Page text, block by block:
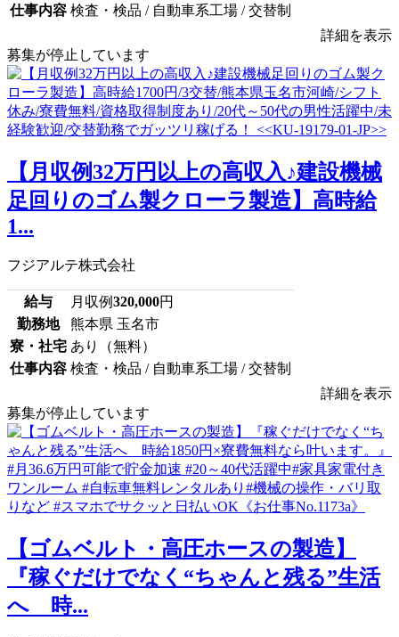
仕事内容 検査・検品 / 自動車系工場 / 交替制
詳細を表示
募集が停止しています
【月収例32万円以上の高収入♪建設機械
足回りのゴム製クローラ製造】高時給
1...
フジアルテ株式会社
給与 月収例320,000円
勤務地
熊本県 玉名市
寮・社宅 あり（無料）
仕事内容 検査・検品 / 自動車系工場 / 交替制
詳細を表示
募集が停止しています
【ゴムベルト・高圧ホースの製造】
『稼ぐだけでなく“ちゃんと残る”生活
へ 時...